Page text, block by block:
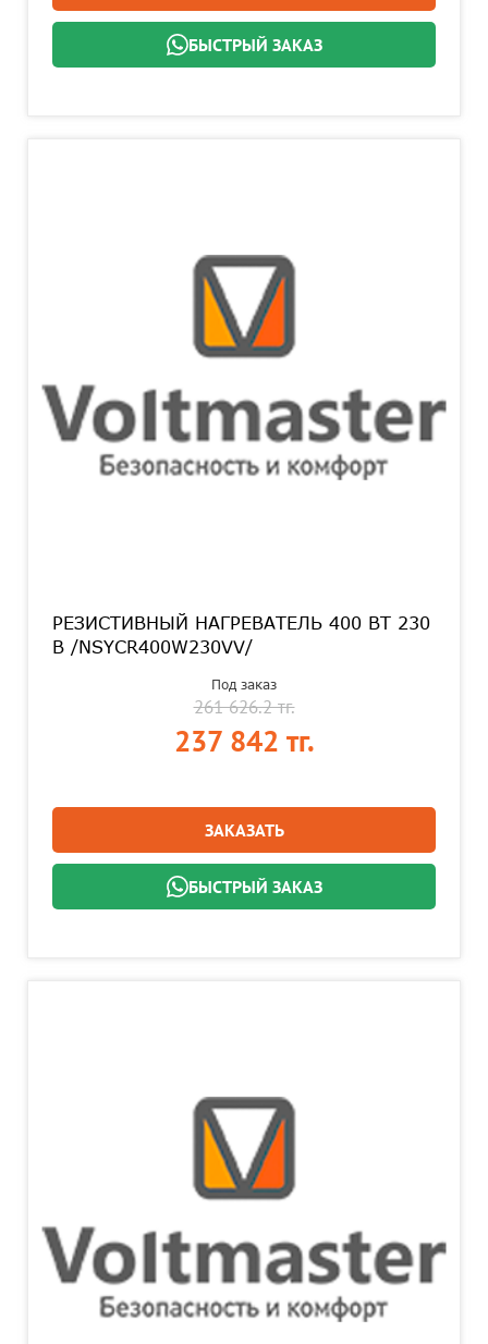
БЫСТРЫЙ ЗАКАЗ
РЕЗИСТИВНЫЙ НАГРЕВАТЕЛЬ 400 ВТ 230
В /NSYCR400W230VV/
Под заказ
261 626.2 тг.
237 842 тг.
ЗАКАЗАТЬ
БЫСТРЫЙ ЗАКАЗ